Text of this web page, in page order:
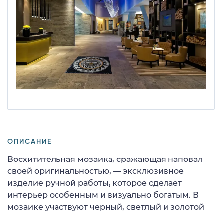
ОПИСАНИЕ
Восхитительная мозаика, сражающая наповал
своей оригинальностью, — эксклюзивное
изделие ручной работы, которое сделает
интерьер особенным и визуально богатым. В
мозаике участвуют черный, светлый и золотой